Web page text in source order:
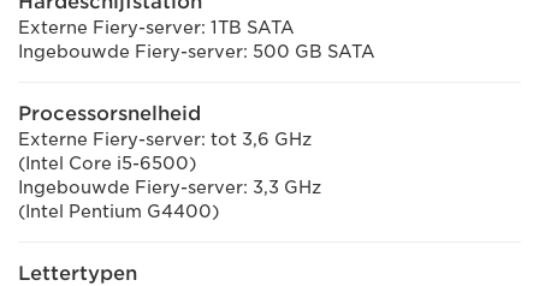
Externe Fiery-server: 1TB SATA
Ingebouwde Fiery-server: 500 GB SATA
Processorsnelheid
Externe Fiery-server: tot 3,6 GHz
(Intel Core i5-6500)
Ingebouwde Fiery-server: 3,3 GHz
(Intel Pentium G4400)
Lettertypen